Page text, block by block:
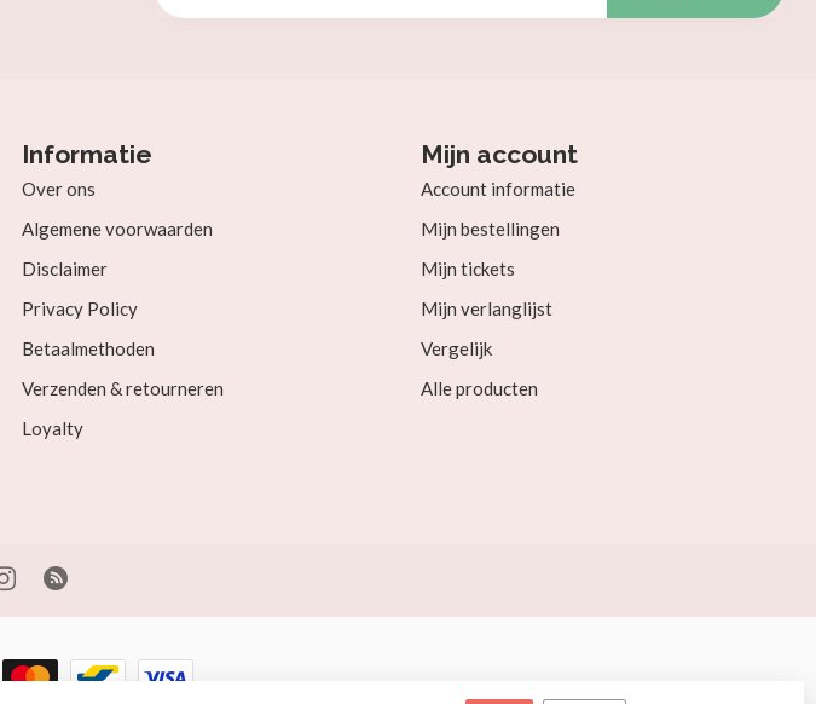
Informatie
Over ons
Algemene voorwaarden
Disclaimer
Privacy Policy
Betaalmethoden
Verzenden & retourneren
Loyalty
Mijn account
Account informatie
Mijn bestellingen
Mijn tickets
Mijn verlanglijst
Vergelijk
Alle producten